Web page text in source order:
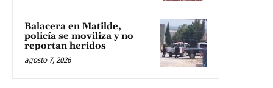
Balacera en Matilde,
policía se moviliza y no
reportan heridos
agosto 7, 2026